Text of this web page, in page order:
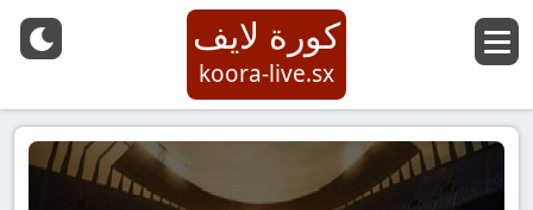
كورة لايف
koora-live.sx